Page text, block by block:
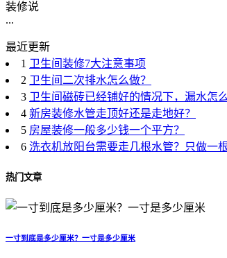
装修说
...
最近更新
1
卫生间装修7大注意事项
2
卫生间二次排水怎么做？
3
卫生间磁砖已经铺好的情况下，漏水怎
4 新房装修水管走顶好还是走地好？
5 房屋装修一般多少钱一个平方？
6 洗衣机放阳台需要走几根水管？只做一
热门文章
一寸到底是多少厘米？一寸是多少厘米